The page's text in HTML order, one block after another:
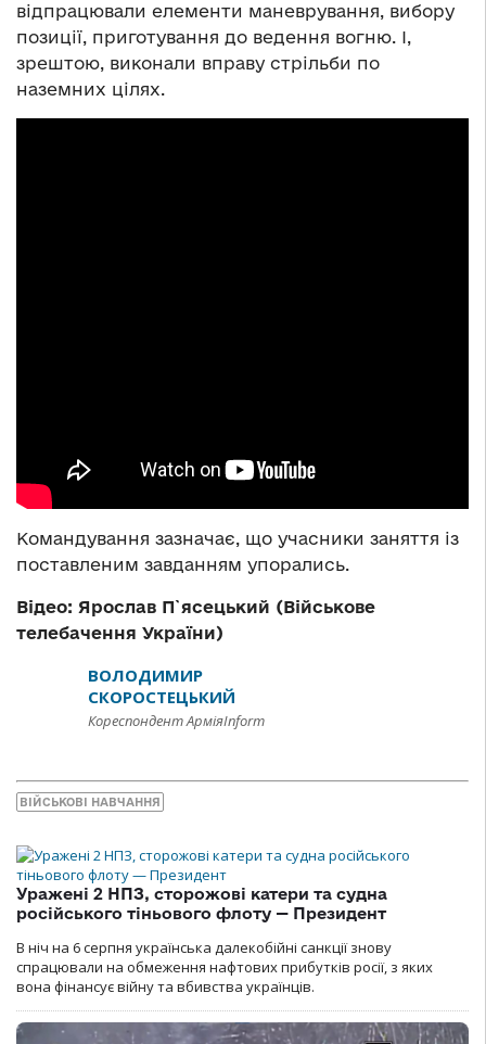
відпрацювали елементи маневрування, вибору
позиції, приготування до ведення вогню. І,
зрештою, виконали вправу стрільби по
наземних цілях.
Командування зазначає, що учасники заняття із
поставленим завданням упорались.
Відео: Ярослав П`ясецький (Військове
телебачення України)
ВОЛОДИМИР
СКОРОСТЕЦЬКИЙ
Кореспондент АрміяInform
ВІЙСЬКОВІ НАВЧАННЯ
Уражені 2 НПЗ, сторожові катери та судна
російського тіньового флоту — Президент
В ніч на 6 серпня українська далекобійні санкції знову
спрацювали на обмеження нафтових прибутків росії, з яких
вона фінансує війну та вбивства українців.